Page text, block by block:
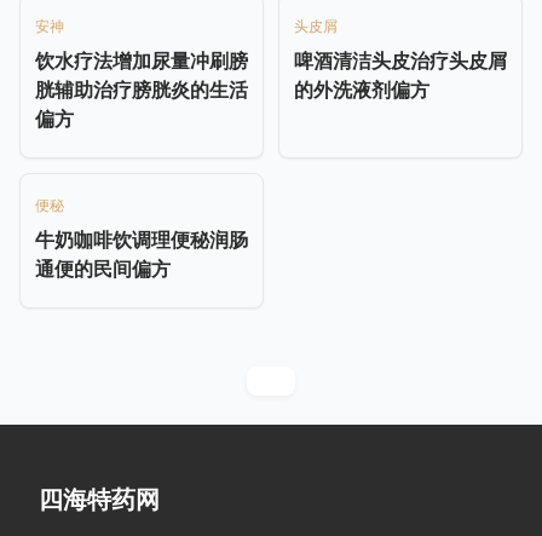
安神
饮水疗法增加尿量冲刷膀
胱辅助治疗膀胱炎的生活
偏方
头皮屑
啤酒清洁头皮治疗头皮屑
的外洗液剂偏方
便秘
牛奶咖啡饮调理便秘润肠
通便的民间偏方
四海特药网